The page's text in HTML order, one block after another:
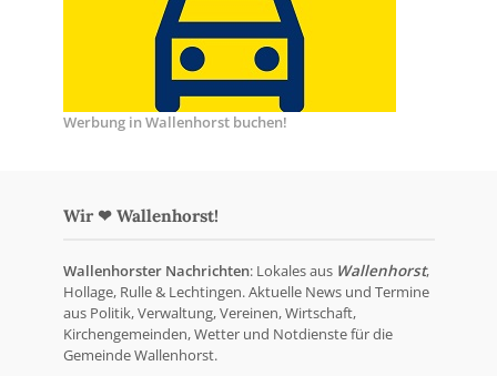
Werbung in Wallenhorst buchen!
Wir ❤ Wallenhorst!
Wallenhorster Nachrichten: Lokales aus Wallenhorst,
Hollage, Rulle & Lechtingen. Aktuelle News und Termine
aus Politik, Verwaltung, Vereinen, Wirtschaft,
Kirchengemeinden, Wetter und Notdienste für die
Gemeinde Wallenhorst.